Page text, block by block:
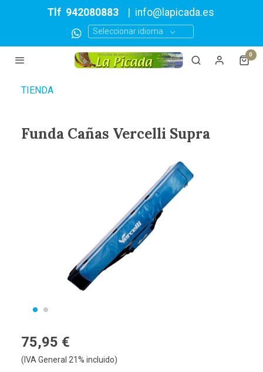
Tlf 942080883 info@lapicada.es
Seleccionar idioma
0
TIENDA
Funda Cañas Vercelli Supra
75,95 €
(IVA General 21% incluido)